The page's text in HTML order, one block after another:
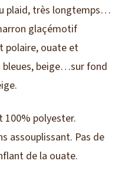
plaid, très longtemps…
glaçémotif
polaire, ouate et
beige…sur fond
100% polyester.
assouplissant. Pas de
de la ouate.